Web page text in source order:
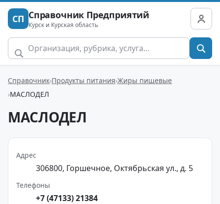
СП Справочник Предприятий
Курск и Курская область
Справочник Продукты питания Жиры пищевые
МАСЛОДЕЛ
МАСЛОДЕЛ
Адрес
306800, Горшечное, Октябрьская ул., д. 5
Телефоны
+7 (47133) 21384